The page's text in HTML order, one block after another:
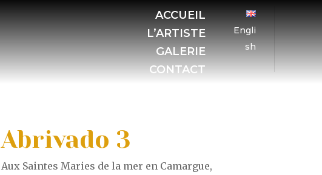
ACCUEIL
L’ARTISTE
GALERIE
CONTACT
Engli
sh
Abrivado 3
Aux Saintes Maries de la mer en Camargue,